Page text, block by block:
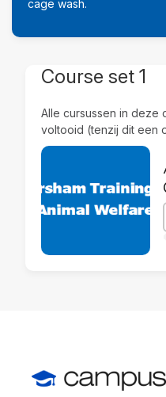
cage wash.
Course set 1
Alle cursussen in deze
voltooid (tenzij dit een